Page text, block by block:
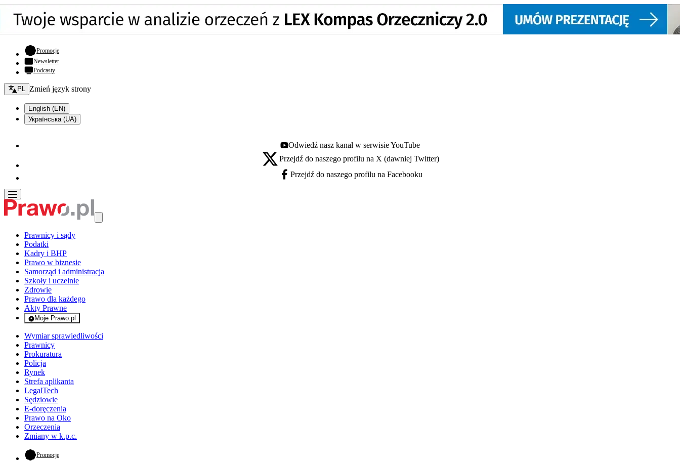
Promocje- otwiera się w nowej karcie
Newsletter
Podcasty
Zmień język - bieżący:
PL Zmień język strony
English (EN)
Українська (UA)
Youtube - otwiera się w nowej karcie
Odwiedź nasz kanał w serwisie YouTube
X - otwiera się w nowej karcie
Przejdź do naszego profilu na X (dawniej Twitter)
Facebook - otwiera się w nowej karcie
Przejdź do naszego profilu na Facebooku
Prawnicy i sądy
Podatki
Kadry i BHP
Prawo w biznesie
Samorząd i administracja
Szkoły i uczelnie
Zdrowie
Prawo dla każdego
Akty Prawne
Moje Prawo.pl
- rejestracja i logowanie do serwisu
Wymiar sprawiedliwości
Prawnicy
Prokuratura
Policja
Rynek
Strefa aplikanta
LegalTech
Sędziowie
E-doręczenia
Prawo na Oko
Orzeczenia
Zmiany w k.p.c.
Promocje- otwiera się w nowej karcie